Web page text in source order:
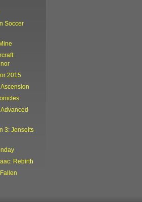
Soccer
2015
3: Jenseits
Rebirth